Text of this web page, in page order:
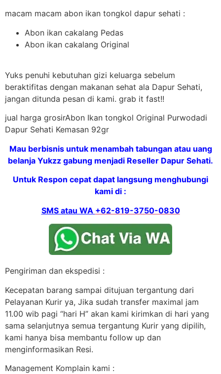
macam macam abon ikan tongkol dapur sehati :
Abon ikan cakalang Pedas
Abon ikan cakalang Original
Yuks penuhi kebutuhan gizi keluarga sebelum
beraktifitas dengan makanan sehat ala Dapur Sehati,
jangan ditunda pesan di kami. grab it fast!!
jual harga grosirAbon Ikan tongkol Original Purwodadi
Dapur Sehati Kemasan 92gr
Mau berbisnis untuk menambah tabungan atau uang
belanja Yukzz gabung menjadi Reseller Dapur Sehati.
Untuk Respon cepat dapat langsung menghubungi
kami di :
SMS atau WA +62-819-3750-0830
Pengiriman dan ekspedisi :
Kecepatan barang sampai ditujuan tergantung dari
Pelayanan Kurir ya, Jika sudah transfer maximal jam
11.00 wib pagi “hari H” akan kami kirimkan di hari yang
sama selanjutnya semua tergantung Kurir yang dipilih,
kami hanya bisa membantu follow up dan
menginformasikan Resi.
Management Komplain kami :